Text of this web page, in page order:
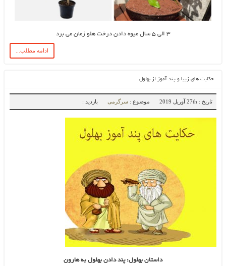
۳ الی ۵ سال میوه دادن درخت هلو زمان می برد
ادامه مطلب...
حکایت های زیبا و پند آموز از بهلول
تاریخ : 27th آوریل 2019 موضوع : سرگرمی بازدید :
داستان بهلول: پند دادن بهلول به هارون